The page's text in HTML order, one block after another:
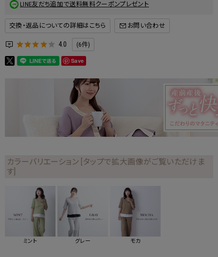
LINE友だち追加で送料無料クーポンプレゼント
交換・返品についての詳細はこちら
4.0 (6件)
Save
カラーバリエーション [タップで拡大画像がご覧いただけま
す]
ミント グレー モカ